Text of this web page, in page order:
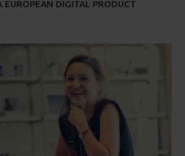
EUROPEAN DIGITAL PRODUCT